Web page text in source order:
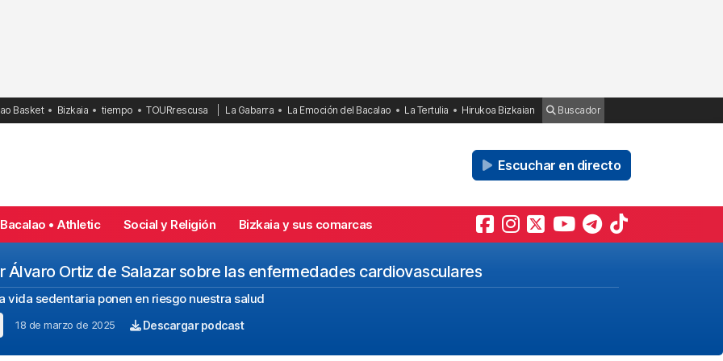
Basket Bizkaia tiempo TOURrescusa La Gabarra La Emoción del Bacalao La Tertulia Hirukoa Bizkaian Buscador
Escuchar en directo
Bacalao • Athletic Social y Religión Bizkaia y sus comarcas
Álvaro Ortiz de Salazar sobre las enfermedades cardiovasculares
vida sedentaria ponen en riesgo nuestra salud
18 de marzo de 2025 Descargar podcast